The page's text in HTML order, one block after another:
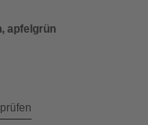
apfelgrün